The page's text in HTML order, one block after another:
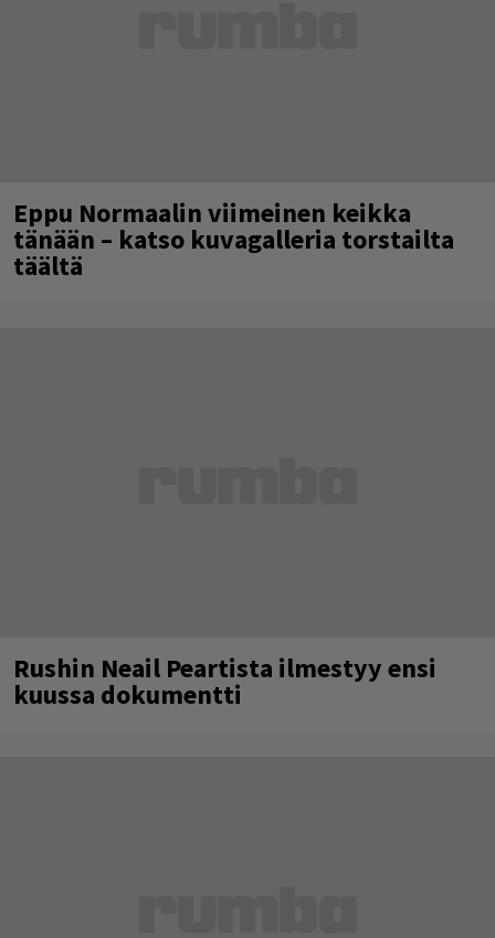
Eppu Normaalin viimeinen keikka
tänään – katso kuvagalleria torstailta
täältä
Rushin Neail Peartista ilmestyy ensi
kuussa dokumentti